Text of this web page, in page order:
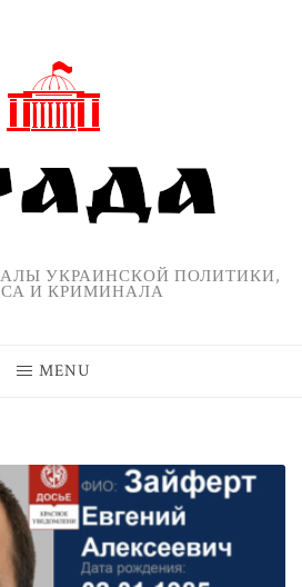
УКРАИНСКОЙ ПОЛИТИКИ,
И КРИМИНАЛА
MENU